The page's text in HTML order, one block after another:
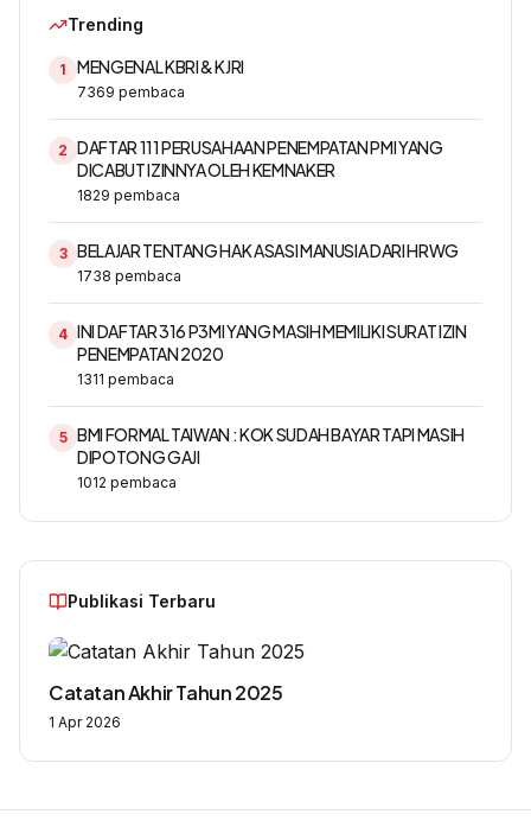
Trending
1 MENGENAL KBRI & KJRI
7369 pembaca
2 DAFTAR 111 PERUSAHAAN PENEMPATAN PMI YANG
DICABUT IZINNYA OLEH KEMNAKER
1829 pembaca
3 BELAJAR TENTANG HAK ASASI MANUSIA DARI HRWG
1738 pembaca
4 INI DAFTAR 316 P3MI YANG MASIH MEMILIKI SURAT IZIN
PENEMPATAN 2020
1311 pembaca
5 BMI FORMAL TAIWAN : KOK SUDAH BAYAR TAPI MASIH
DIPOTONG GAJI
1012 pembaca
Publikasi Terbaru
Catatan Akhir Tahun 2025
1 Apr 2026